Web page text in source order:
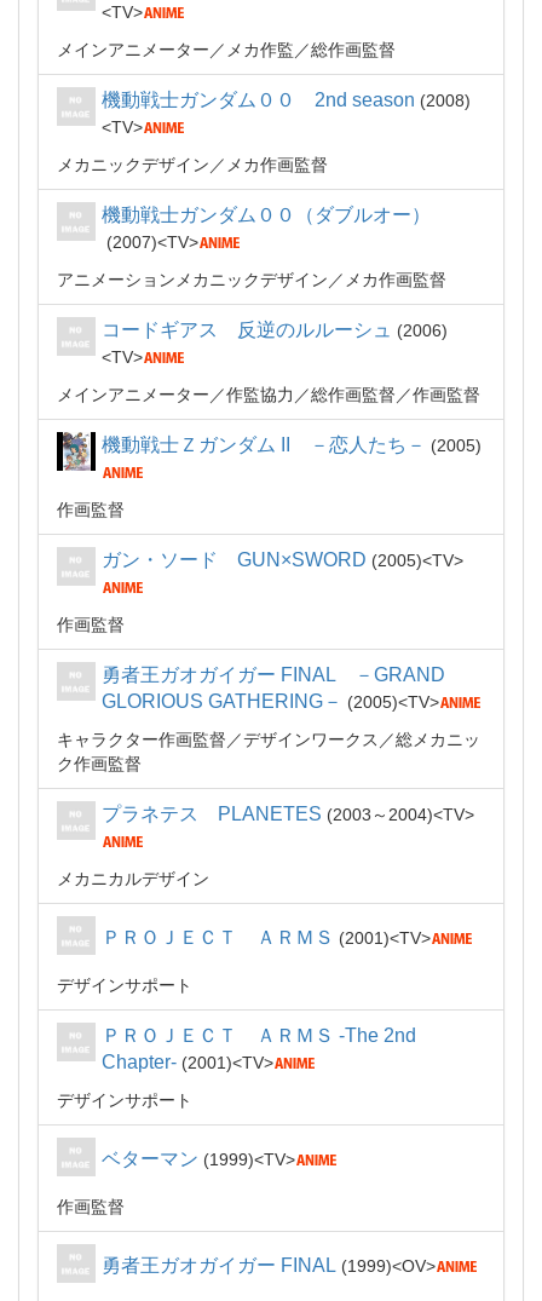
TV
メインアニメーター
メカ作監 総作画監督
機動戦士ガンダム００ 2nd season
2008
TV
メカニックデザイン
メカ作画監督
機動戦士ガンダム００（ダブルオー）
2007
TV
アニメーションメカニックデザイン
メカ作画監督
コードギアス 反逆のルルーシュ
2006
TV
メインアニメーター
作監協力 総作画監督 作画監督
機動戦士Ｚガンダム II －恋人たち－ 2005
作画監督
ガン・ソード GUN×SWORD 2005 TV
作画監督
勇者王ガオガイガー FINAL －GRAND
GLORIOUS GATHERING－
2005
TV
キャラクター作画監督
デザインワークス
総メカニッ
ク作画監督
プラネテス PLANETES 2003～2004 TV
メカニカルデザイン
ＰＲＯＪＥＣＴ ＡＲＭＳ 2001 TV
デザインサポート
ＰＲＯＪＥＣＴ ＡＲＭＳ -The 2nd
Chapter-
2001
TV
デザインサポート
ベターマン 1999 TV
作画監督
勇者王ガオガイガー FINAL 1999 OV